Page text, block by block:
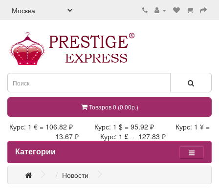
Товаров 0 (0.00р.)
Курс: 1 € = 106.82 ₽ Курс: 1 $ = 95.92 ₽ Курс: 1 ¥ =
13.67 ₽ Курс: 1 £ = 127.83 ₽
Категории
Новости